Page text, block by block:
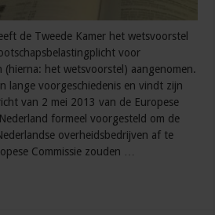
de Tweede Kamer het wetsvoorstel
voor
(hierna: het wetsvoorstel) aangenomen.
lange voorgeschiedenis en vindt zijn
van 2 mei 2013 van de Europese
formeel voorgesteld om de
overheidsbedrijven af te
Commissie zouden …